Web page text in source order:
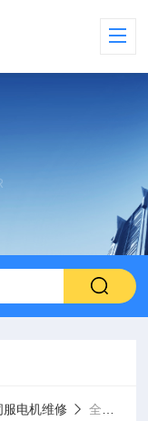
服电机维修 全系列科尔摩根伺服电机维修常见问题常见故障分析